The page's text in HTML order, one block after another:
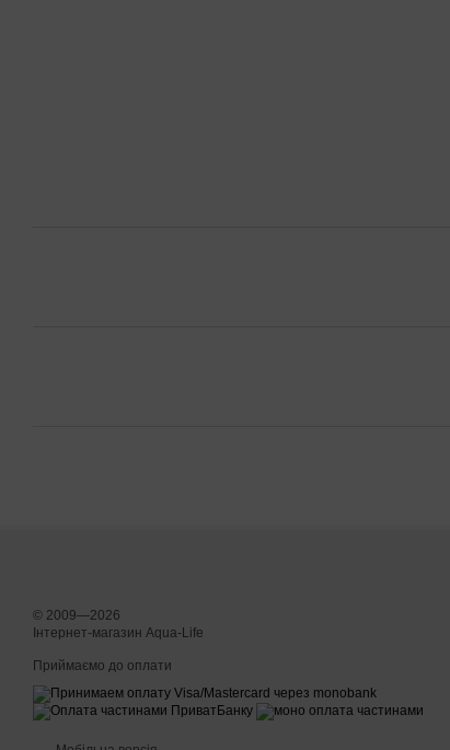
© 2009—2026
Інтернет-магазин Aqua-Life
Приймаємо до оплати